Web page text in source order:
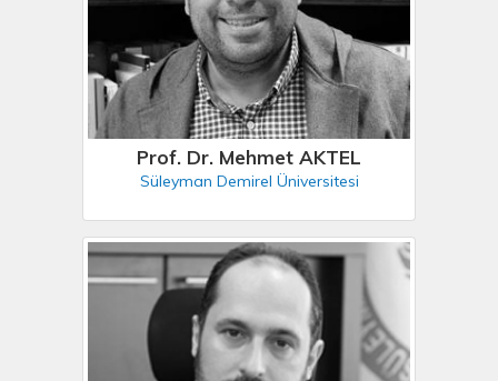
Prof. Dr. Mehmet AKTEL
Süleyman Demirel Üniversitesi